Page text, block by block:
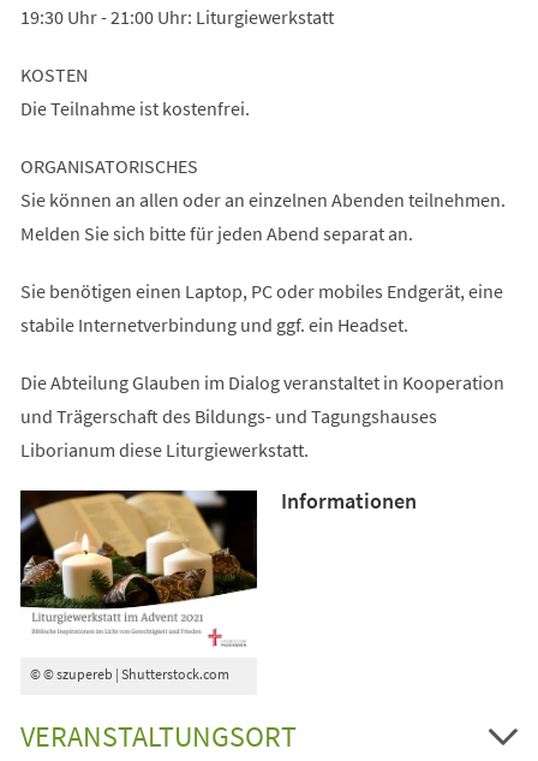
19:30 Uhr - 21:00 Uhr: Liturgiewerkstatt
KOSTEN
Die Teilnahme ist kostenfrei.
ORGANISATORISCHES
Sie können an allen oder an einzelnen Abenden teilnehmen.
Melden Sie sich bitte für jeden Abend separat an.
Sie benötigen einen Laptop, PC oder mobiles Endgerät, eine
stabile Internetverbindung und ggf. ein Headset.
Die Abteilung Glauben im Dialog veranstaltet in Kooperation
und Trägerschaft des Bildungs- und Tagungshauses
Liborianum diese Liturgiewerkstatt.
© © szupereb | Shutterstock.com
Informationen
VERANSTALTUNGSORT